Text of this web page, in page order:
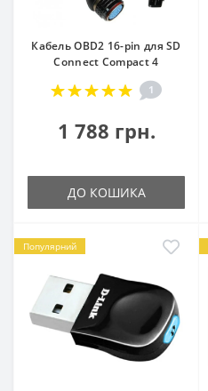
Кабель OBD2 16-pin для SD
Connect Compact 4
1
1 788 грн.
ДО КОШИКА
Популярний